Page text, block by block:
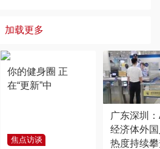
加载更多
你的健身圈 正
在“更新”中
焦点访谈
广东深圳
经济体外
热度持续